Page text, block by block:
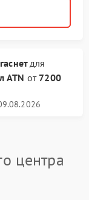
для
ATN от 7200
центра